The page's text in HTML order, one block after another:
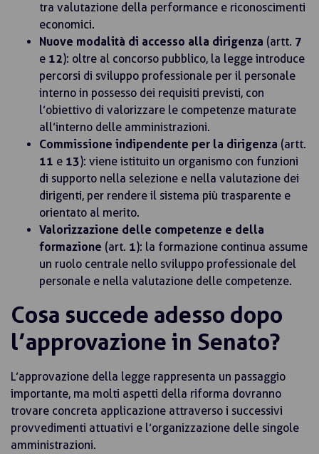
tra valutazione della performance e riconoscimenti
economici.
Nuove modalità di accesso alla dirigenza (artt. 7
e 12): oltre al concorso pubblico, la legge introduce
percorsi di sviluppo professionale per il personale
interno in possesso dei requisiti previsti, con
l’obiettivo di valorizzare le competenze maturate
all’interno delle amministrazioni.
Commissione indipendente per la dirigenza (artt.
11 e 13): viene istituito un organismo con funzioni
di supporto nella selezione e nella valutazione dei
dirigenti, per rendere il sistema più trasparente e
orientato al merito.
Valorizzazione delle competenze e della
formazione (art. 1): la formazione continua assume
un ruolo centrale nello sviluppo professionale del
personale e nella valutazione delle competenze.
Cosa succede adesso dopo
l’approvazione in Senato?
L’approvazione della legge rappresenta un passaggio
importante, ma molti aspetti della riforma dovranno
trovare concreta applicazione attraverso i successivi
provvedimenti attuativi e l’organizzazione delle singole
amministrazioni.